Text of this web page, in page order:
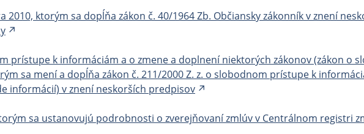
2010, ktorým sa dopĺňa zákon č. 40/1964 Zb. Občiansky zákonník v znení
prístupe k informáciám a o zmene a doplnení niektorých zákonov (zákon o
sa mení a dopĺňa zákon č. 211/2000 Z. z. o slobodnom prístupe k
informácií) v znení neskorších predpisov
sa ustanovujú podrobnosti o zverejňovaní zmlúv v Centrálnom registri